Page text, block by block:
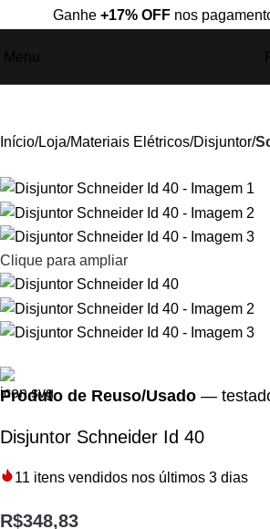
Ganhe +17% OFF nos
Início Loja Materiais Elétricos Disjuntor
Clique para ampliar
Produto de Reuso/Usado —
Disjuntor Schneider Id 40
11 itens vendidos nos últimos 3 dias
R$348,83